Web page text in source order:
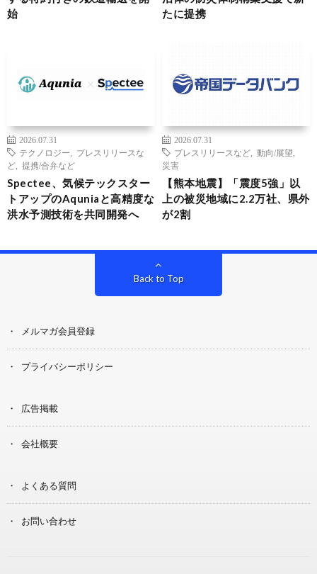
始
たに提携
2026.07.31
テクノロジー
プレスリリースな
ど
提携/合弁など
Spectee、気候テックスター
トアップのAquniaと高精度な
洪水予測技術を共同開発へ
2026.07.31
プレスリリースなど
動向/展望
災害
【熊本地震】「震度5強」以
上の被災地域に2.2万社、県外
が2割
Back to Top
メルマガ会員登録
プライバシーポリシー
広告掲載
会社概要
よくある質問
お問い合わせ